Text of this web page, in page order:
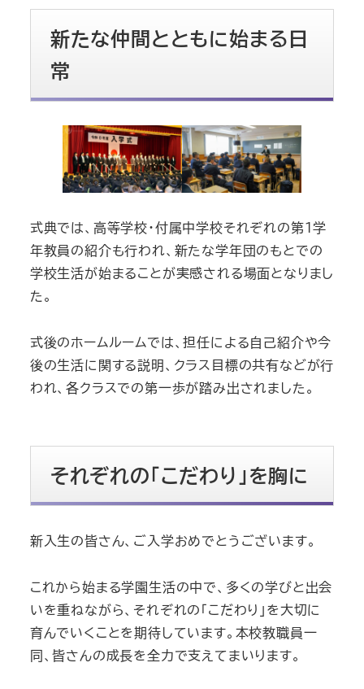
新たな仲間とともに始まる日
常
式典では、高等学校・付属中学校それぞれの第1学
年教員の紹介も行われ、新たな学年団のもとでの
学校生活が始まることが実感される場面となりまし
た。
式後のホームルームでは、担任による自己紹介や今
後の生活に関する説明、クラス目標の共有などが行
われ、各クラスでの第一歩が踏み出されました。
それぞれの「こだわり」を胸に
新入生の皆さん、ご入学おめでとうございます。
これから始まる学園生活の中で、多くの学びと出会
いを重ねながら、それぞれの「こだわり」を大切に
育んでいくことを期待しています。本校教職員一
同、皆さんの成長を全力で支えてまいります。